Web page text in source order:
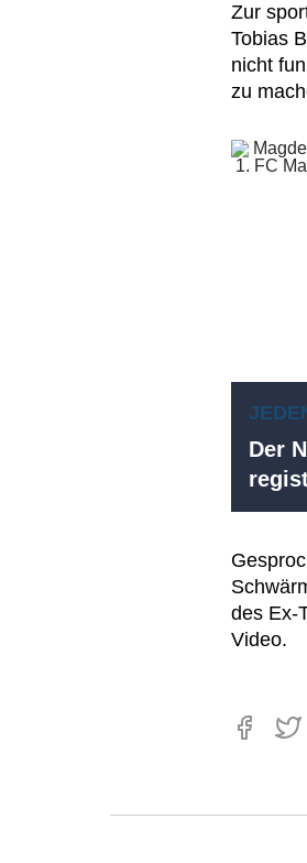
Zur
Tobias
nicht
zu
Der
des Ex-
Video.